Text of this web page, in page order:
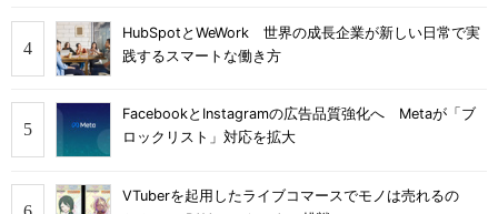
HubSpotとWeWork 世界の成長企業が新しい日常で実
践するスマートな働き方
FacebookとInstagramの広告品質強化へ Metaが「ブ
ロックリスト」対応を拡大
VTuberを起用したライブコマースでモノは売れるの